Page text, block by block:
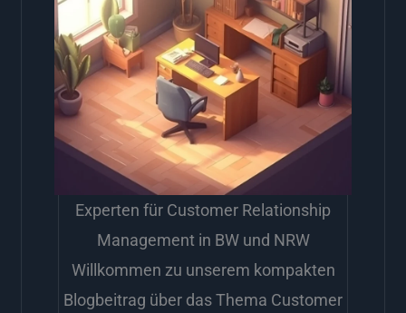
Experten für Customer Relationship
Management in BW und NRW
Willkommen zu unserem kompakten
Blogbeitrag über das Thema Customer